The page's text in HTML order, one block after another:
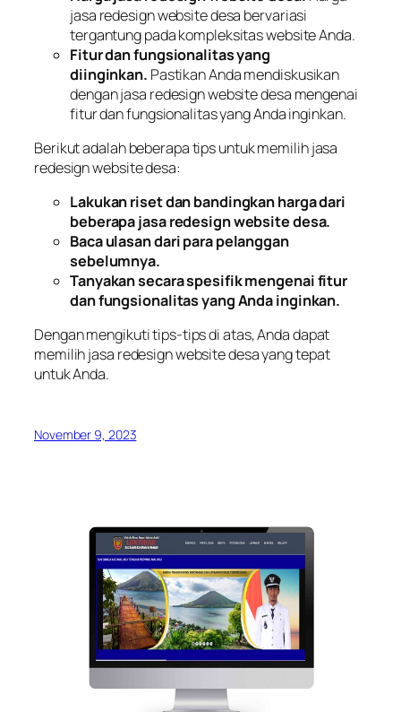
jasa redesign website desa bervariasi
tergantung pada kompleksitas website Anda.
Fitur dan fungsionalitas yang
diinginkan. Pastikan Anda mendiskusikan
dengan jasa redesign website desa mengenai
fitur dan fungsionalitas yang Anda inginkan.
Berikut adalah beberapa tips untuk memilih jasa
redesign website desa:
Lakukan riset dan bandingkan harga dari
beberapa jasa redesign website desa.
Baca ulasan dari para pelanggan
sebelumnya.
Tanyakan secara spesifik mengenai fitur
dan fungsionalitas yang Anda inginkan.
Dengan mengikuti tips-tips di atas, Anda dapat
memilih jasa redesign website desa yang tepat
untuk Anda.
November 9, 2023